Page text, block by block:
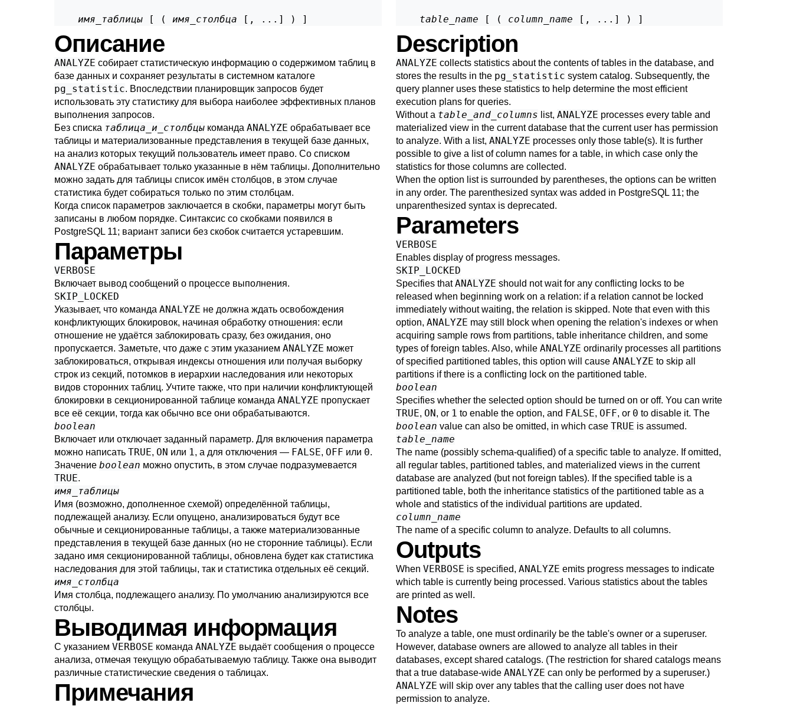
имя_таблицы [ ( имя_столбца [, ...] ) ]
Описание
ANALYZE собирает статистическую информацию о содержимом таблиц в
базе данных и сохраняет результаты в системном каталоге
pg_statistic. Впоследствии планировщик запросов будет
использовать эту статистику для выбора наиболее эффективных планов
выполнения запросов.
Без списка таблица_и_столбцы команда ANALYZE обрабатывает все
таблицы и материализованные представления в текущей базе данных,
на анализ которых текущий пользователь имеет право. Со списком
ANALYZE обрабатывает только указанные в нём таблицы. Дополнительно
можно задать для таблицы список имён столбцов, в этом случае
статистика будет собираться только по этим столбцам.
Когда список параметров заключается в скобки, параметры могут быть
записаны в любом порядке. Синтаксис со скобками появился в
PostgreSQL 11; вариант записи без скобок считается устаревшим.
Параметры
VERBOSE
Включает вывод сообщений о процессе выполнения.
SKIP_LOCKED
Указывает, что команда ANALYZE не должна ждать освобождения
конфликтующих блокировок, начиная обработку отношения: если
отношение не удаётся заблокировать сразу, без ожидания, оно
пропускается. Заметьте, что даже с этим указанием ANALYZE может
заблокироваться, открывая индексы отношения или получая выборку
строк из секций, потомков в иерархии наследования или некоторых
видов сторонних таблиц. Учтите также, что при наличии конфликтующей
блокировки в секционированной таблице команда ANALYZE пропускает
все её секции, тогда как обычно все они обрабатываются.
boolean
Включает или отключает заданный параметр. Для включения параметра
можно написать TRUE, ON или 1, а для отключения — FALSE, OFF или 0.
Значение boolean можно опустить, в этом случае подразумевается
TRUE.
имя_таблицы
Имя (возможно, дополненное схемой) определённой таблицы,
подлежащей анализу. Если опущено, анализироваться будут все
обычные и секционированные таблицы, а также материализованные
представления в текущей базе данных (но не сторонние таблицы). Если
задано имя секционированной таблицы, обновлена будет как статистика
наследования для этой таблицы, так и статистика отдельных её секций.
имя_столбца
Имя столбца, подлежащего анализу. По умолчанию анализируются все
столбцы.
Выводимая информация
С указанием VERBOSE команда ANALYZE выдаёт сообщения о процессе
анализа, отмечая текущую обрабатываемую таблицу. Также она выводит
различные статистические сведения о таблицах.
Примечания
table_name [ ( column_name
Description
ANALYZE collects statistics about the contents of tables in the database, and
stores the results in the pg_statistic system catalog. Subsequently, the
query planner uses these statistics to help determine the most efficient
execution plans for queries.
Without a table_and_columns list, ANALYZE processes every table and
materialized view in the current database that the current user has permission
to analyze. With a list, ANALYZE processes only those table(s). It is further
possible to give a list of column names for a table, in which case only the
statistics for those columns are collected.
When the option list is surrounded by parentheses, the options can be written
in any order. The parenthesized syntax was added in PostgreSQL11; the
unparenthesized syntax is deprecated.
Parameters
VERBOSE
Enables display of progress messages.
SKIP_LOCKED
Specifies thatANALYZE should not wait for any conflicting locks to be
released when beginning work on a relation: if a relation cannot be locked
immediately without waiting, the relation is skipped. Note that even with this
option, ANALYZE may still block when opening the relation's indexes or when
acquiring sample rows from partitions, table inheritance children, and some
types of foreign tables. Also, while ANALYZE ordinarily processes all partitions
of specified partitioned tables, this option will cause ANALYZE to skip all
partitions if there is a conflicting lock on the partitioned table.
boolean
Specifies whether the selected option should be turned on or off. You can write
TRUE, ON, or 1 to enable the option, and FALSE, OFF, or 0 to disable it. The
boolean value can also be omitted, in which case TRUE is assumed.
table_name
The name (possibly schema-qualified) of a specific table to analyze. If omitted,
all regular tables, partitioned tables, and materialized views in the current
database are analyzed (but not foreign tables). If the specified table is a
partitioned table, both the inheritance statistics of the partitioned table as a
whole and statistics of the individual partitions are updated.
column_name
The name of a specific column to analyze. Defaults to all columns.
Outputs
When VERBOSE is specified, ANALYZE emits progress messages to indicate
which table is currently being processed. Various statistics about the tables
are printed as well.
Notes
To analyze a table, one must ordinarily be the table's owner or a superuser.
However, database owners are allowed to analyze all tables in their
databases, except shared catalogs. (The restriction for shared catalogs means
that a true database-wide ANALYZE can only be performed by a superuser.)
ANALYZE will skip over any tables that the calling user does not have
permission to analyze.